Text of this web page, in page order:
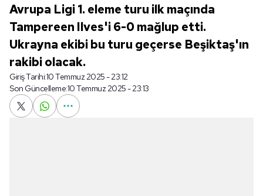
Avrupa Ligi 1. eleme turu ilk maçında
Tampereen Ilves'i 6-0 mağlup etti.
Ukrayna ekibi bu turu geçerse Beşiktaş'ın
rakibi olacak.
Giriş Tarihi:10 Temmuz 2025 - 23:12
Son Güncelleme:10 Temmuz 2025 - 23:13